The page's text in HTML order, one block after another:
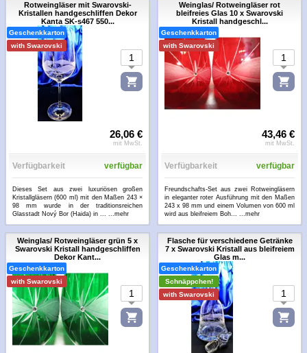
Rotweingläser mit Swarovski-
Kristallen handgeschliffen Dekor
Kanta SK-s467 550...
Geschenkkarton
with Swarovski
26,06 €
mit MwSt.
Verfügbarkeit verfügbar
Dieses Set aus zwei luxuriösen großen
Kristallgläsern (600 ml) mit den Maßen 243 ×
98 mm wurde in der traditionsreichen
Glasstadt Nový Bor (Haida) in ... ...mehr
Weinglas/ Rotweingläser rot
bleifreies Glas 10 x Swarovski
Kristall handgeschl...
Geschenkkarton
with Swarovski
43,46 €
mit MwSt.
Verfügbarkeit verfügbar
Freundschafts-Set aus zwei Rotweingläsern
in eleganter roter Ausführung mit den Maßen
243 x 98 mm und einem Volumen von 600 ml
wird aus bleifreiem Boh... ...mehr
Weinglas/ Rotweingläser grün 5 x
Swarovski Kristall handgeschliffen
Dekor Kant...
Geschenkkarton
with Swarovski
Flasche für verschiedene Getränke
7 x Swarovski Kristall aus bleifreiem
Glas m...
Geschenkkarton
Schnäppchen!
with Swarovski